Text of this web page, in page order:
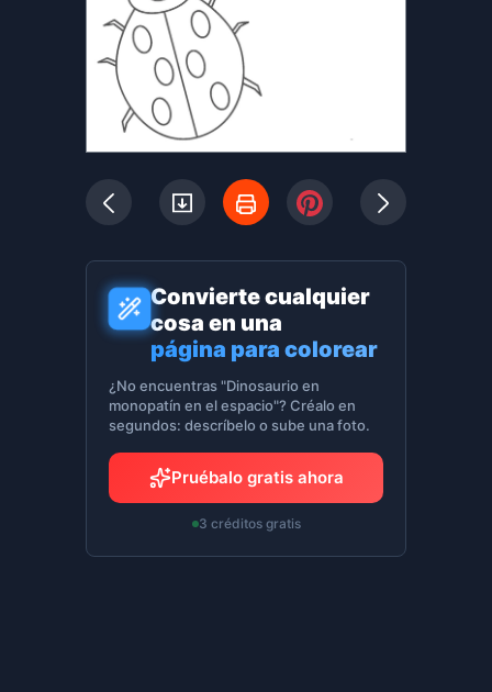
Convierte cualquier
cosa en una
página para colorear
¿No encuentras "Dinosaurio en
monopatín en el espacio"? Créalo en
segundos: descríbelo o sube una foto.
Pruébalo gratis ahora
3 créditos gratis